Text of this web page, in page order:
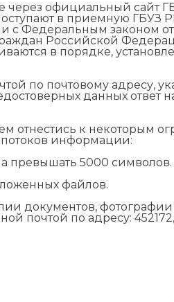
через официальный сайт
в приемную ГБУЗ
с Федеральным законом
Российской
в порядке,
по почтовому адресу,
данных ответ
отнестись к некоторым
информации:
превышать 5000 символов.
файлов.
документов,
почтой по адресу: